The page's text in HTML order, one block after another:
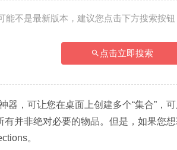
能不是最新版本，建议您点击下方搜索按钮
点击立即搜索
器，可让您在桌面上创建多个“集合”，
并非绝对必要的物品。但是，如果您
。